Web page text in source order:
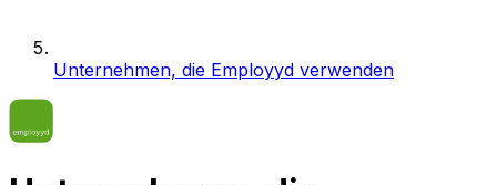
Unternehmen, die Employyd verwenden